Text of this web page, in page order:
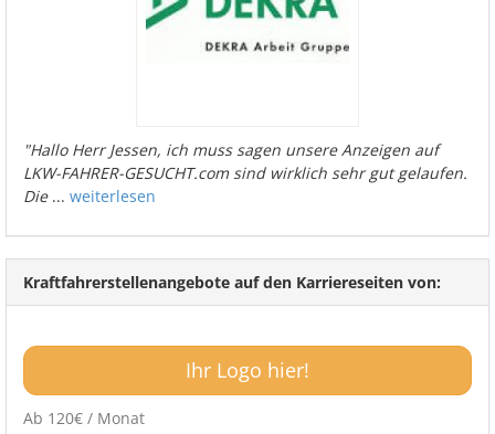
"Hallo Herr Jessen, ich muss sagen unsere Anzeigen auf
LKW-FAHRER-GESUCHT.com sind wirklich sehr gut gelaufen.
Die... weiterlesen
Kraftfahrerstellenangebote auf den Karriereseiten von:
Ihr Logo hier!
Ab 120€ / Monat